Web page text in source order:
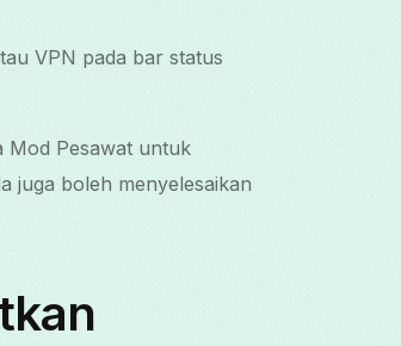
VPN pada bar status
Mod Pesawat untuk
juga boleh menyelesaikan